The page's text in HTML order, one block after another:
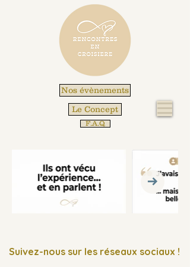
Nos évènements
Le Concept
F.A.Q
Suivez-nous sur les réseaux sociaux !